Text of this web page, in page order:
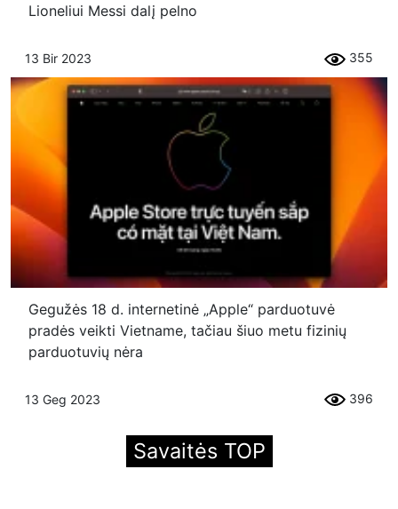
Lioneliui Messi dalį pelno
13 Bir 2023 355
Gegužės 18 d. internetinė „Apple“ parduotuvė
pradės veikti Vietname, tačiau šiuo metu fizinių
parduotuvių nėra
13 Geg 2023 396
Savaitės TOP